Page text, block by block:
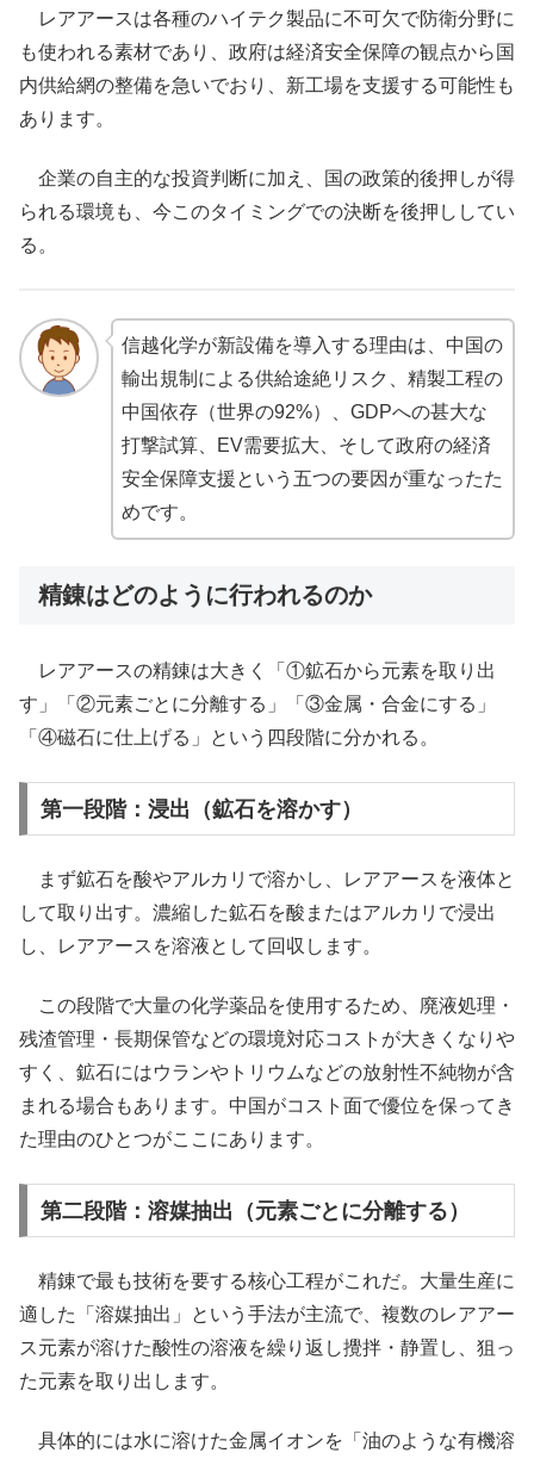
レアアースは各種のハイテク製品に不可欠で防衛分野に
も使われる素材であり、政府は経済安全保障の観点から国
内供給網の整備を急いでおり、新工場を支援する可能性も
あります。
企業の自主的な投資判断に加え、国の政策的後押しが得
られる環境も、今このタイミングでの決断を後押ししてい
る。
信越化学が新設備を導入する理由は、中国の
輸出規制による供給途絶リスク、精製工程の
中国依存（世界の92%）、GDPへの甚大な
打撃試算、EV需要拡大、そして政府の経済
安全保障支援という五つの要因が重なったた
めです。
精錬はどのように行われるのか
レアアースの精錬は大きく「①鉱石から元素を取り出
す」「②元素ごとに分離する」「③金属・合金にする」
「④磁石に仕上げる」という四段階に分かれる。
第一段階：浸出（鉱石を溶かす）
まず鉱石を酸やアルカリで溶かし、レアアースを液体と
して取り出す。濃縮した鉱石を酸またはアルカリで浸出
し、レアアースを溶液として回収します。
この段階で大量の化学薬品を使用するため、廃液処理・
残渣管理・長期保管などの環境対応コストが大きくなりや
すく、鉱石にはウランやトリウムなどの放射性不純物が含
まれる場合もあります。中国がコスト面で優位を保ってき
た理由のひとつがここにあります。
第二段階：溶媒抽出（元素ごとに分離する）
精錬で最も技術を要する核心工程がこれだ。大量生産に
適した「溶媒抽出」という手法が主流で、複数のレアアー
ス元素が溶けた酸性の溶液を繰り返し攪拌・静置し、狙っ
た元素を取り出します。
具体的には水に溶けた金属イオンを「油のような有機溶